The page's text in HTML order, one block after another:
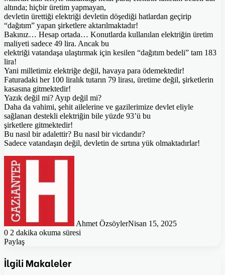
altında; hiçbir üretim yapmayan,
devletin ürettiği elektriği devletin döşediği hatlardan geçirip
“dağıtım” yapan şirketlere aktarılmaktadır!
Bakınız… Hesap ortada… Konutlarda kullanılan elektriğin üretim
maliyeti sadece 49 lira. Ancak bu
elektriği vatandaşa ulaştırmak için kesilen “dağıtım bedeli” tam 183
lira!
Yani milletimiz elektriğe değil, havaya para ödemektedir!
Faturadaki her 100 liralık tutarın 79 lirası, üretime değil, şirketlerin
kasasına gitmektedir!
Yazık değil mi? Ayıp değil mi?
Daha da vahimi, şehit ailelerine ve gazilerimize devlet eliyle
sağlanan destekli elektriğin bile yüzde 93’ü bu
şirketlere gitmektedir!
Bu nasıl bir adalettir? Bu nasıl bir vicdandır?
Sadece vatandaşın değil, devletin de sırtına yük olmaktadırlar!
Ahmet ÖzsöylerNisan 15, 2025
0 2 dakika okuma süresi
Paylaş
Posta
ile
İlgili Makaleler